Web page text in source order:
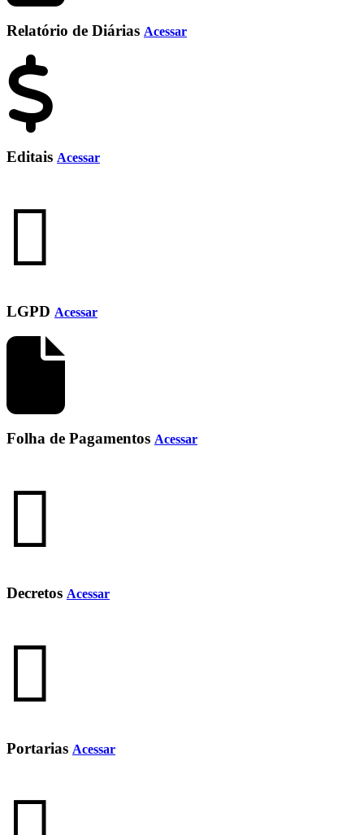
Relatório de Diárias Acessar
Editais Acessar
LGPD Acessar
Folha de Pagamentos Acessar
Decretos Acessar
Portarias Acessar